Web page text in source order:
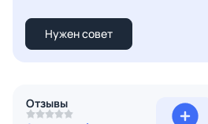
Нужен совет
Отзывы